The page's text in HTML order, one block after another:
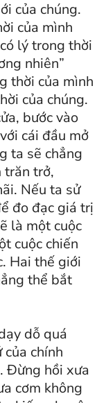
của chúng.
của mình
lý trong thời
nhiên”
thời của mình
của chúng.
bước vào
cái đầu mở
ta sẽ chẳng
trăn trở,
Nếu ta sử
đo đạc giá trị
là một cuộc
cuộc chiến
Hai thế giới
thể bắt
dỗ quá
chính
Đừng hồi xưa
cơm không